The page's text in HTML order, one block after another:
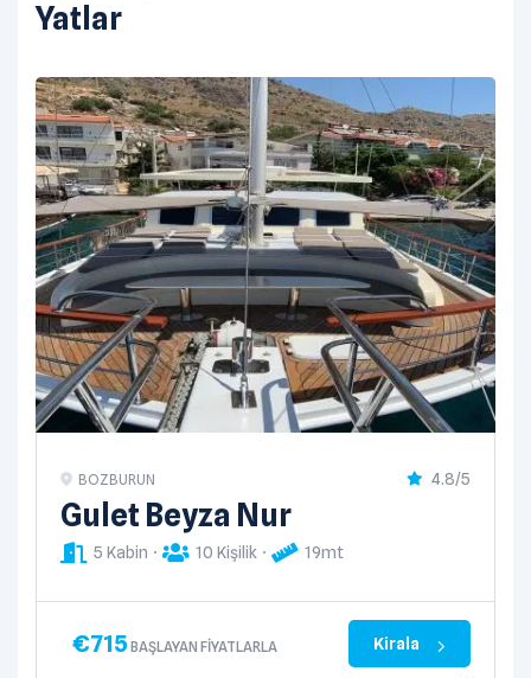
Yatlar
BOZBURUN 4.8/5
Gulet Beyza Nur
5 Kabin 10 Kişilik 19mt
€715 BAŞLAYAN FIYATLARLA Kirala